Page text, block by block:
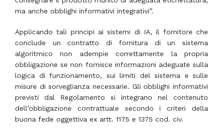
ma anche obblighi informativi integrativi”.
Applicando tali principi ai sistemi di IA, il fornitore che
conclude un contratto di fornitura di un sistema
algoritmico non adempie correttamente la propria
obbligazione se non fornisce informazioni adeguate sulla
logica di funzionamento, sui limiti del sistema e sulle
misure di sorveglianza necessarie. Gli obblighi informativi
previsti dal Regolamento si integrano nel contenuto
dell’obbligazione contrattuale secondo i criteri della
buona fede oggettiva ex artt. 1175 e 1375 cod. civ.